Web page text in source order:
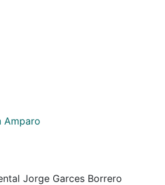
Amparo
Jorge Garces Borrero